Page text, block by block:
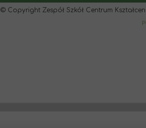
© Copyright Zespół Szkół Centrum